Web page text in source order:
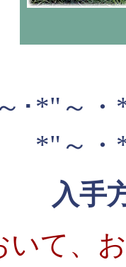
･*"～
*"～・
入手
いて、